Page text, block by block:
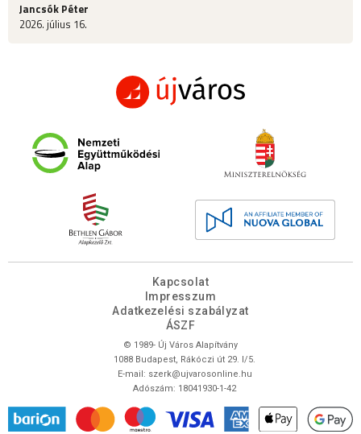
Jancsók Péter
2026. július 16.
Kapcsolat
Impresszum
Adatkezelési szabályzat
ÁSZF
© 1989- Új Város Alapítvány
1088 Budapest, Rákóczi út 29. I/5.
E-mail: szerk@ujvarosonline.hu
Adószám: 18041930-1-42